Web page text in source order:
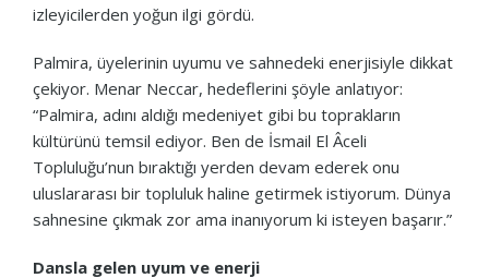
izleyicilerden yoğun ilgi gördü.
Palmira, üyelerinin uyumu ve sahnedeki enerjisiyle dikkat
çekiyor. Menar Neccar, hedeflerini şöyle anlatıyor:
“Palmira, adını aldığı medeniyet gibi bu toprakların
kültürünü temsil ediyor. Ben de İsmail El Âceli
Topluluğu’nun bıraktığı yerden devam ederek onu
uluslararası bir topluluk haline getirmek istiyorum. Dünya
sahnesine çıkmak zor ama inanıyorum ki isteyen başarır.”
Dansla gelen uyum ve enerji